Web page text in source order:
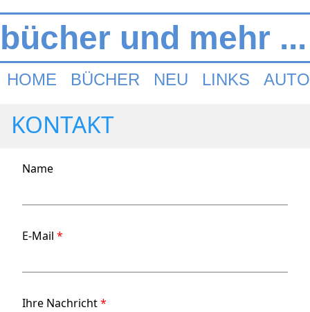
bücher und mehr ...
HOME BÜCHER NEU LINKS
KONTAKT
Name
E-Mail *
Ihre Nachricht*